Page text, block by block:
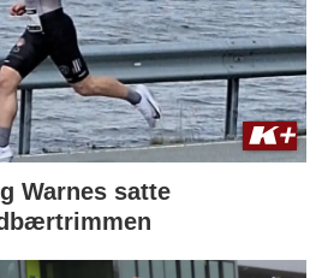
Warnes satte